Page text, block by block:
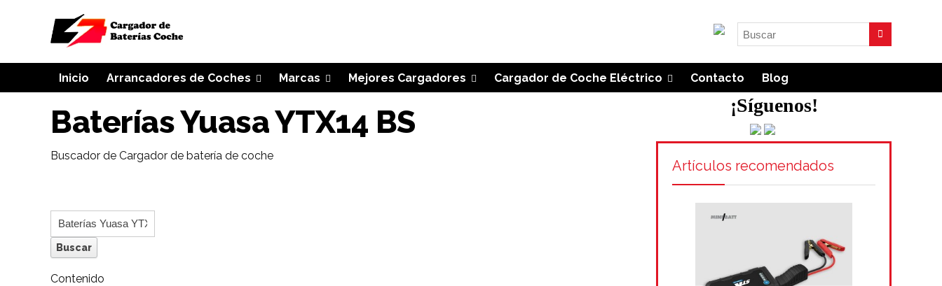
Inicio Arrancadores de Coches Marcas Mejores Cargadores Cargador de Coche Eléctrico Contacto Blog
Baterías Yuasa YTX14 BS
Buscador de Cargador de batería de coche
Contenido
¡Síguenos!
Artículos recomendados